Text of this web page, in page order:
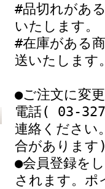
#品切れがあ
いたします。
#在庫がある
送いたします
●ご注文に変
電話( 03-
連絡ください
合があります
●会員登録を
されます。ポ